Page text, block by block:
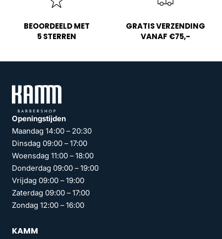
BEOORDEELD MET
5 STERREN
GRATIS VERZENDING
VANAF €75,-
Openingstijden
Maandag 14:00 – 20:30
Dinsdag 09:00 – 17:00
Woensdag 11:00 – 18:00
Donderdag 09:00 – 19:00
Vrijdag 09:00 – 19:00
Zaterdag 09:00 – 17:00
Zondag 12:00 – 16:00
KAMM